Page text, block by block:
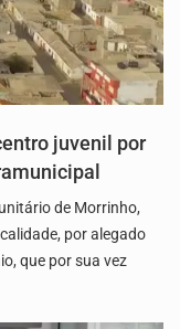
juvenil por
de Morrinho,
por alegado
que por sua vez